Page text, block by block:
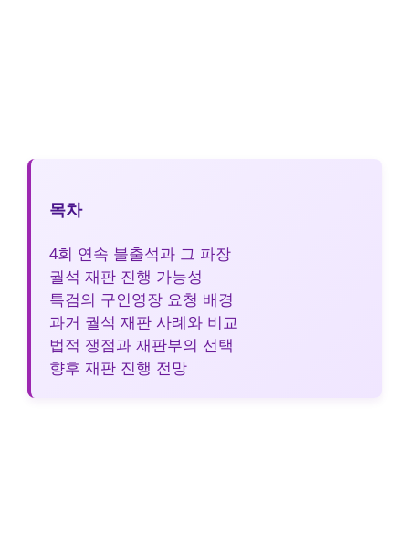
목차
4회 연속 불출석과 그 파장
궐석 재판 진행 가능성
특검의 구인영장 요청 배경
과거 궐석 재판 사례와 비교
법적 쟁점과 재판부의 선택
향후 재판 진행 전망